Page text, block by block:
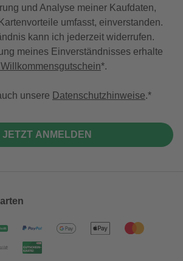
und Analyse meiner Kaufdaten,
umfasst, einverstanden.
kann ich jederzeit widerrufen.
meines Einverständnisses erhalte
*.
unsere Datenschutzhinweise.
JETZT ANMELDEN